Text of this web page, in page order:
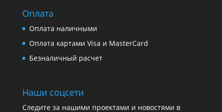
Оплата
Оплата наличными
Оплата картами Visa и MasterCard
Безналичный расчет
Наши соцсети
Следите за нашими проектами и новостями в